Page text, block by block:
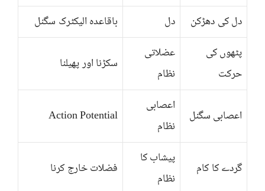
دل کی دھڑکن
دل
باقاعدہ الیکٹرک سگنل
پٹھوں کی
حرکت
عضلاتی
نظام
سکڑنا اور پھیلنا
اعصابی سگنل
اعصابی
نظام
Action Potential
گردے کا کام
پیشاب کا
نظام
فضلات خارج کرنا